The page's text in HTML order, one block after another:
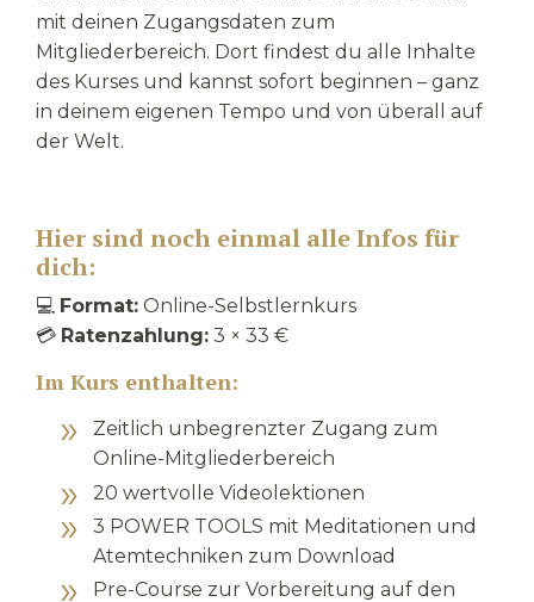
mit deinen Zugangsdaten zum
Mitgliederbereich. Dort findest du alle Inhalte
des Kurses und kannst sofort beginnen – ganz
in deinem eigenen Tempo und von überall auf
der Welt.
Hier sind noch einmal alle Infos für
dich:
💻 Format: Online-Selbstlernkurs
💳 Ratenzahlung: 3 × 33 €
Im Kurs enthalten:
Zeitlich unbegrenzter Zugang zum
Online-Mitgliederbereich
20 wertvolle Videolektionen
3 POWER TOOLS mit Meditationen und
Atemtechniken zum Download
Pre-Course zur Vorbereitung auf den